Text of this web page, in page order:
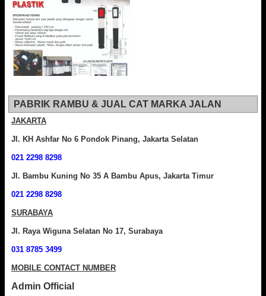
PABRIK RAMBU & JUAL CAT MARKA JALAN
JAKARTA
Jl. KH Ashfar No 6 Pondok Pinang, Jakarta Selatan
021 2298 8298
Jl. Bambu Kuning No 35 A Bambu Apus, Jakarta Timur
021 2298 8298
SURABAYA
Jl. Raya Wiguna Selatan No 17, Surabaya
031 8785 3499
MOBILE CONTACT NUMBER
Admin Official